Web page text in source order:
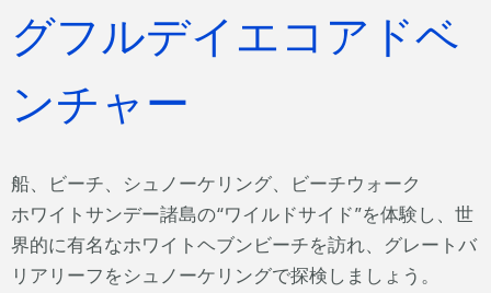
グフルデイエコアドベ
ンチャー
船、ビーチ、シュノーケリング、ビーチウォーク
ホワイトサンデー諸島の“ワイルドサイド”を体験し、世
界的に有名なホワイトヘブンビーチを訪れ、グレートバ
リアリーフをシュノーケリングで探検しましょう。